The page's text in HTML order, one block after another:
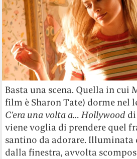
Basta una scena. Quella in cui
film è Sharon Tate) dorme nel
C’era una volta a… Hollywood
viene voglia di prendere quel
santino da adorare. Illuminata
dalla finestra, avvolta